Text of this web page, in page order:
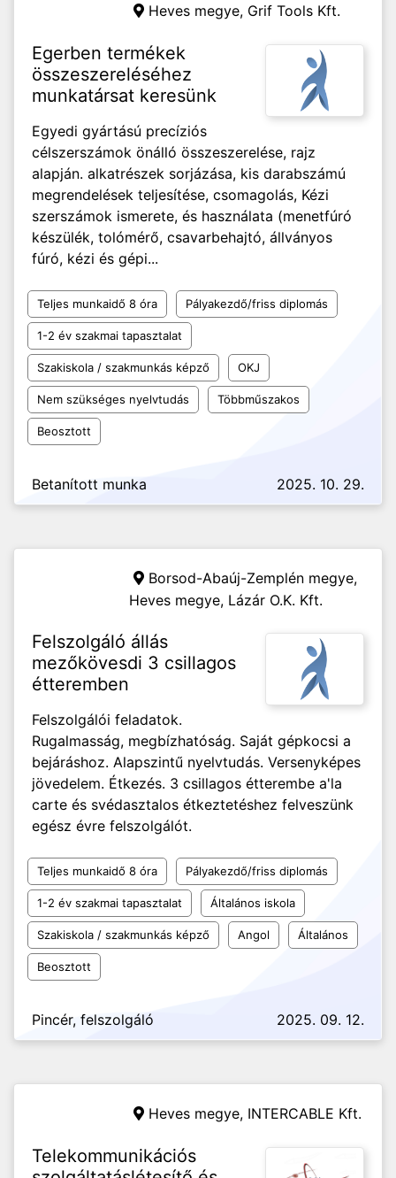
Heves megye, Grif Tools Kft.
Egerben termékek
összeszereléséhez
munkatársat keresünk
Egyedi gyártású precíziós
célszerszámok önálló összeszerelése, rajz
alapján. alkatrészek sorjázása, kis darabszámú
megrendelések teljesítése, csomagolás, Kézi
szerszámok ismerete, és használata (menetfúró
készülék, tolómérő, csavarbehajtó, állványos
fúró, kézi és gépi...
Teljes munkaidő 8 óra Pályakezdő/friss diplomás
1-2 év szakmai tapasztalat
Szakiskola / szakmunkás képző OKJ
Nem szükséges nyelvtudás Többműszakos
Beosztott
Betanított munka 2025. 10. 29.
Borsod-Abaúj-Zemplén megye,
Heves megye, Lázár O.K. Kft.
Felszolgáló állás
mezőkövesdi 3 csillagos
étteremben
Felszolgálói feladatok.
Rugalmasság, megbízhatóság. Saját gépkocsi a
bejáráshoz. Alapszintű nyelvtudás. Versenyképes
jövedelem. Étkezés. 3 csillagos étterembe a'la
carte és svédasztalos étkeztetéshez felveszünk
egész évre felszolgálót.
Teljes munkaidő 8 óra Pályakezdő/friss diplomás
1-2 év szakmai tapasztalat Általános iskola
Szakiskola / szakmunkás képző Angol Általános
Beosztott
Pincér, felszolgáló 2025. 09. 12.
Heves megye, INTERCABLE Kft.
Telekommunikációs